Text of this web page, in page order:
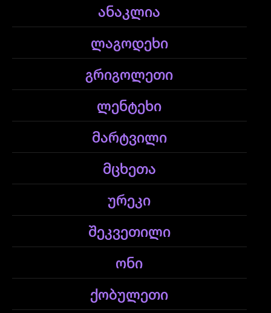
ანაკლია
ლაგოდეხი
გრიგოლეთი
ლენტეხი
მარტვილი
მცხეთა
ურეკი
შეკვეთილი
ონი
ქობულეთი